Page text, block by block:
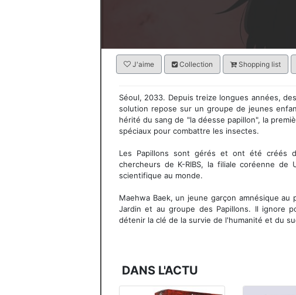
J'aime Collection Shopping list
Séoul, 2033. Depuis treize longues années,
solution repose sur un groupe de jeunes
hérité du sang de "la déesse papillon", la
spéciaux pour combattre les insectes.
Les Papillons sont gérés et ont été créés
chercheurs de K-RIBS, la filiale coréenne de
scientifique au monde.
Maehwa Baek, un jeune garçon amnésique
Jardin et au groupe des Papillons. Il ignore
détenir la clé de la survie de l'humanité et du
DANS L'ACTU